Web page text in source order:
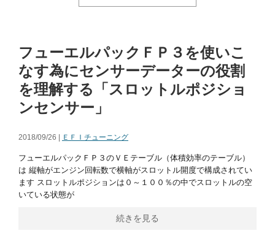
フューエルパックＦＰ３を使いこ
なす為にセンサーデーターの役割
を理解する「スロットルポジショ
ンセンサー」
2018/09/26 | ＥＦＩチューニング
フューエルパックＦＰ３のＶＥテーブル（体積効率のテーブル）
は 縦軸がエンジン回転数で横軸がスロットル開度で構成されてい
ます スロットルポジションは０～１００％の中でスロットルの空
いている状態が
続きを見る